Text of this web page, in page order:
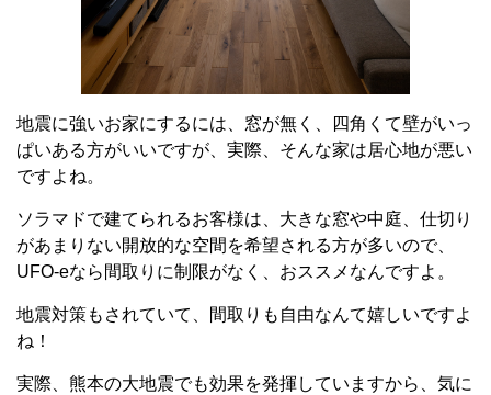
地震に強いお家にするには、窓が無く、四角くて壁がいっ
ぱいある方がいいですが、実際、そんな家は居心地が悪い
ですよね。
ソラマドで建てられるお客様は、大きな窓や中庭、仕切り
があまりない開放的な空間を希望される方が多いので、
UFO-eなら間取りに制限がなく、おススメなんですよ。
地震対策もされていて、間取りも自由なんて嬉しいですよ
ね！
実際、熊本の大地震でも効果を発揮していますから、気に